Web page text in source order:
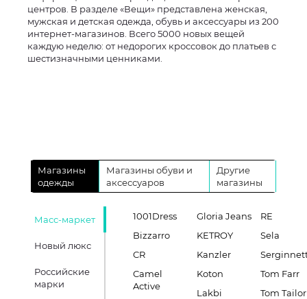
центров. В разделе «Вещи» представлена женская,
мужская и детская одежда, обувь и аксессуары из 200
интернет-магазинов. Всего 5000 новых вещей
каждую неделю: от недорогих кроссовок до платьев с
шестизначными ценниками.
Магазины
одежды
Магазины обуви и
аксессуаров
Другие
магазины
Масс-маркет
Новый люкс
Российские
марки
1001Dress
Bizzarro
CR
Camel
Active
Gloria Jeans
KETROY
Kanzler
Koton
Lakbi
RE
Sela
Tom Farr
Tom Tailor